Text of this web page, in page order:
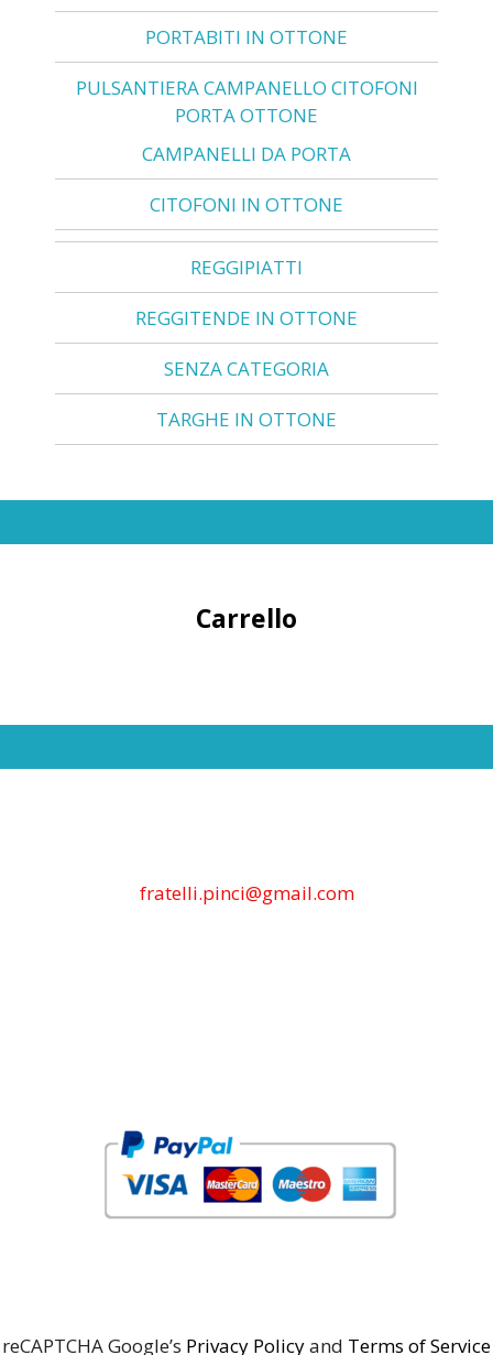
PORTABITI IN OTTONE
PULSANTIERA CAMPANELLO CITOFONI
PORTA OTTONE
CAMPANELLI DA PORTA
CITOFONI IN OTTONE
REGGIPIATTI
REGGITENDE IN OTTONE
SENZA CATEGORIA
TARGHE IN OTTONE
Carrello
fratelli.pinci@gmail.com
reCAPTCHA Google’s Privacy Policyand Terms of Service